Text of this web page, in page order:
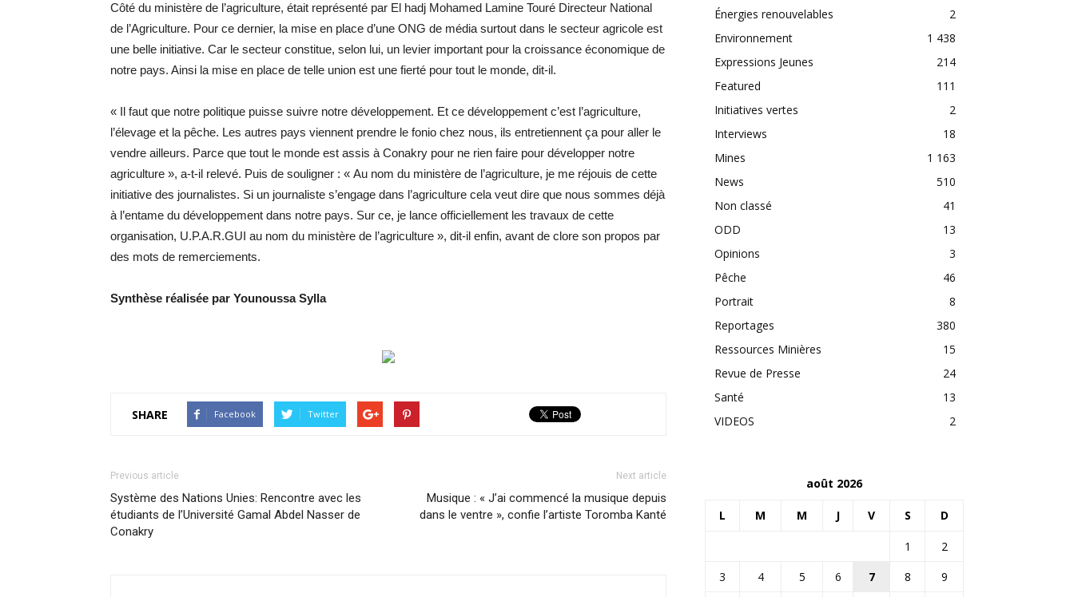
Côté du ministère de l’agriculture, était représenté par El hadj Mohamed Lamine Touré Directeur National
de l’Agriculture. Pour ce dernier, la mise en place d’une ONG de média surtout dans le secteur agricole est
une belle initiative. Car le secteur constitue, selon lui, un levier important pour la croissance économique de
notre pays. Ainsi la mise en place de telle union est une fierté pour tout le monde, dit-il.
« Il faut que notre politique puisse suivre notre développement. Et ce développement c’est l’agriculture,
l’élevage et la pêche. Les autres pays viennent prendre le fonio chez nous, ils entretiennent ça pour aller le
vendre ailleurs. Parce que tout le monde est assis à Conakry pour ne rien faire pour développer notre
agriculture », a-t-il relevé. Puis de souligner : « Au nom du ministère de l’agriculture, je me réjouis de cette
initiative des journalistes. Si un journaliste s’engage dans l’agriculture cela veut dire que nous sommes déjà
à l’entame du développement dans notre pays. Sur ce, je lance officiellement les travaux de cette
organisation, U.P.A.R.GUI au nom du ministère de l’agriculture », dit-il enfin, avant de clore son propos par
des mots de remerciements.
Synthèse réalisée par Younoussa Sylla
SHARE Facebook Twitter
Previous article
Système des Nations Unies: Rencontre avec les
étudiants de l’Université Gamal Abdel Nasser de
Conakry
Next article
Musique : « J’ai commencé la musique depuis
dans le ventre », confie l’artiste Toromba Kanté
Énergies renouvelables
2
Environnement
1 438
Expressions Jeunes
214
Featured
111
Initiatives vertes
2
Interviews
18
Mines
1 163
News
510
Non classé
41
ODD
13
Opinions
3
Pêche
46
Portrait
8
Reportages
380
Ressources Minières
15
Revue de Presse
24
Santé
13
VIDEOS
2
août 2026
L M M J V S D
1
2
3
4 5 6 7 8
9